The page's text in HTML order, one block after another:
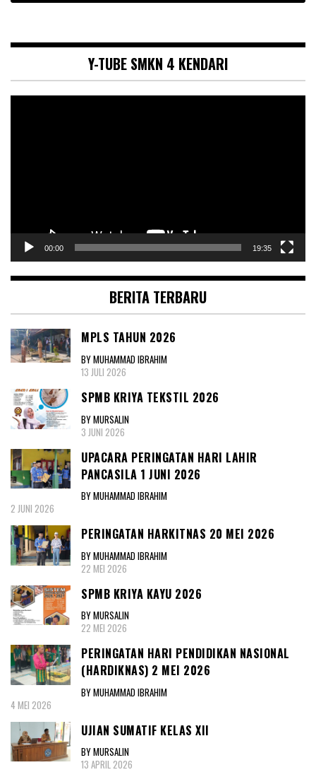
Y-TUBE SMKN 4 KENDARI
00:00 19:35
BERITA TERBARU
MPLS TAHUN 2026
BY MUHAMMAD IBRAHIM
13 JULI 2026
SPMB KRIYA TEKSTIL 2026
BY MURSALIN
3 JUNI 2026
UPACARA PERINGATAN HARI LAHIR
PANCASILA 1 JUNI 2026
BY MUHAMMAD IBRAHIM
2 JUNI 2026
PERINGATAN HARKITNAS 20 MEI 2026
BY MUHAMMAD IBRAHIM
22 MEI 2026
SPMB KRIYA KAYU 2026
BY MURSALIN
22 MEI 2026
PERINGATAN HARI PENDIDIKAN NASIONAL
(HARDIKNAS) 2 MEI 2026
BY MUHAMMAD IBRAHIM
4 MEI 2026
UJIAN SUMATIF KELAS XII
BY MURSALIN
13 APRIL 2026